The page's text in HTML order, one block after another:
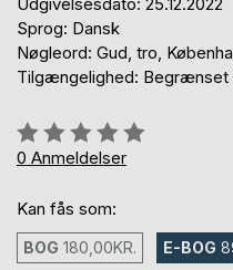
Sprog: Dansk
Nøgleord: Gud, tro,
Tilgængelighed:
Anmeldelse::
0%
0 Anmeldelser
Kan fås som:
BOG 180,00KR. E-BOG